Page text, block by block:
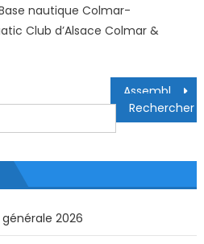
nautique Colmar-
Club d’Alsace Colmar &
l’article
2026